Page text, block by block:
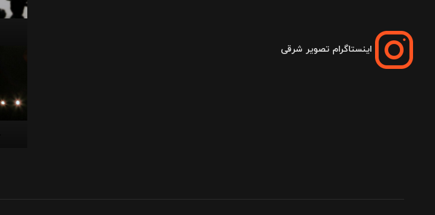
اینستاگرام تصویر شرقی